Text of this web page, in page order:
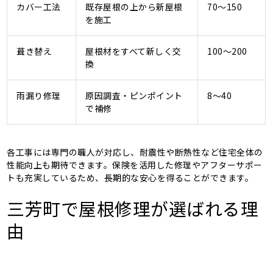
カバー工法
既存屋根の上から新屋根
を施工
70～150
葺き替え
屋根材をすべて新しく交
換
100～200
雨漏り修理
原因調査・ピンポイント
で補修
8～40
各工事には専門の職人が対応し、耐震性や断熱性など住宅全体の
性能向上も期待できます。保険を活用した修理やアフターサポー
トも充実しているため、長期的な安心を得ることができます。
三芳町で屋根修理が選ばれる理
由